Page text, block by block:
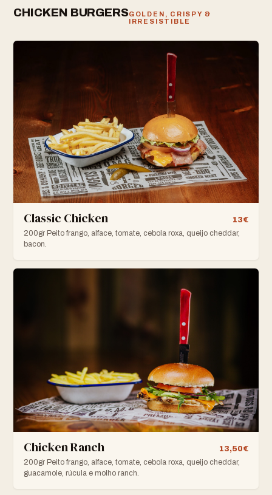
CHICKEN BURGERSGOLDEN, CRISPY &
IRRESISTIBLE
Classic Chicken
13€
200gr Peito frango, alface, tomate, cebola roxa, queijo cheddar,
bacon.
Chicken Ranch
13,50€
200gr Peito frango, alface, tomate, cebola roxa, queijo cheddar,
guacamole, rúcula e molho ranch.